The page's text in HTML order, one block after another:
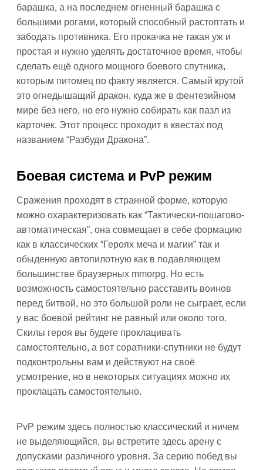
барашка, а на последнем огненный барашка с
большими рогами, который способный растоптать и
забодать противника. Его прокачка не такая уж и
простая и нужно уделять достаточное время, чтобы
сделать ещё одного мощного боевого спутника,
которым питомец по факту является. Самый крутой
это огнедышащий дракон, куда же в фентезийном
мире без него, но его нужно собирать как пазл из
карточек. Этот процесс проходит в квестах под
названием “Разбуди Дракона”.
Боевая система и PvP режим
Сражения проходят в странной форме, которую
можно охарактеризовать как “Тактически-пошагово-
автоматическая”, она совмещает в себе формацию
как в классических “Героях меча и магии” так и
обыденную автопилотную как в подавляющем
большинстве браузерных mmorpg. Но есть
возможность самостоятельно расставить воинов
перед битвой, но это большой роли не сыграет, если
у вас боевой рейтинг не равный или около того.
Скилы героя вы будете проклацивать
самостоятельно, а вот соратники-спутники не будут
подконтрольны вам и действуют на своё
усмотрение, но в некоторых ситуациях можно их
проклацать самостоятельно.
PvP режим здесь полностью классический и ничем
не выделяющийся, вы встретите здесь арену с
допусками различного уровня. За серию побед вы